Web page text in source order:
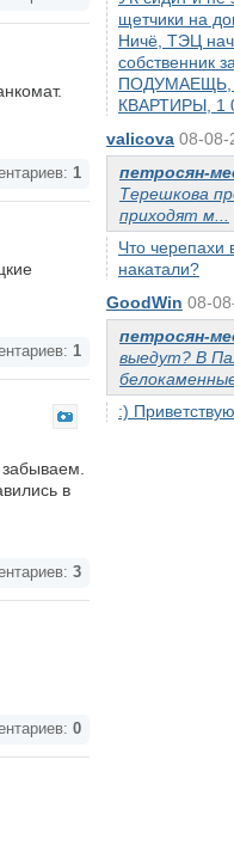
щетчики на
Ничё, ТЭЦ
собственник
ПОДУМАЕЩЬ,
КВАРТИРЫ, 1
valicova 08-08-
петросян-
Терешкова
приходят м...
Что черепахи
накатали?
GoodWin 08-
петросян-
выедут? В
:)
1
1
в
3
0